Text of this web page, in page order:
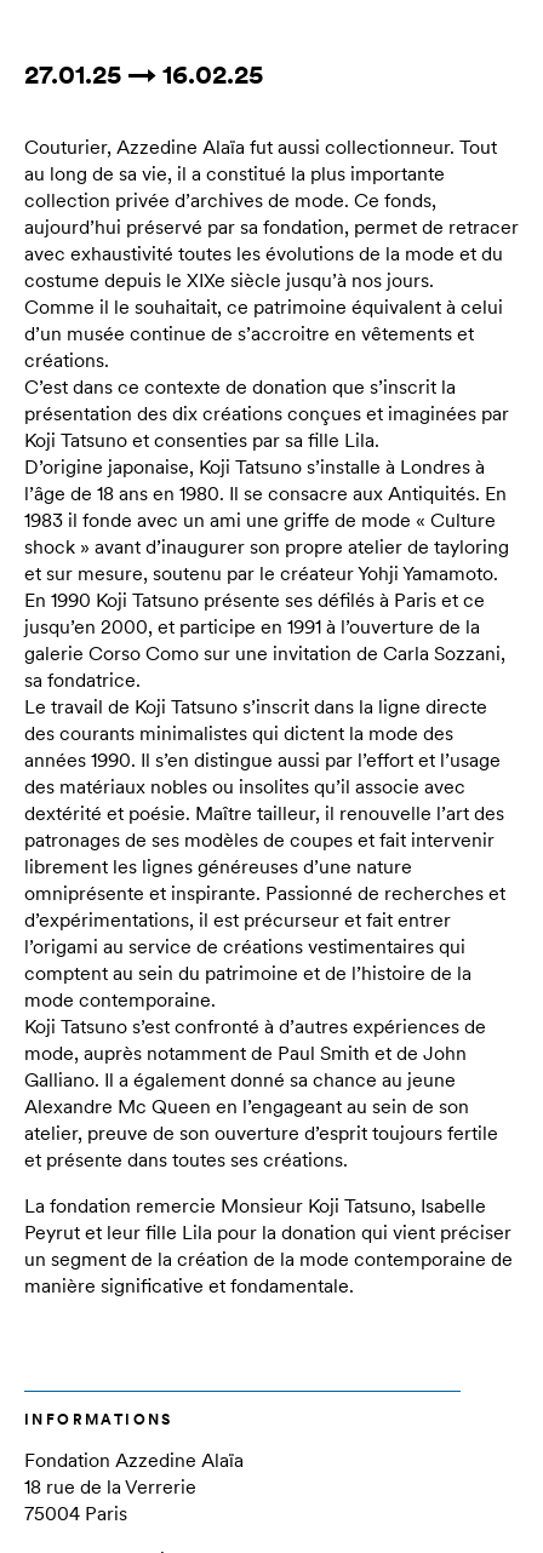
27.01.25 → 16.02.25
Couturier, Azzedine Alaïa fut aussi collectionneur. Tout
au long de sa vie, il a constitué la plus importante
collection privée d’archives de mode. Ce fonds,
aujourd’hui préservé par sa fondation, permet de retracer
avec exhaustivité toutes les évolutions de la mode et du
costume depuis le XIXe siècle jusqu’à nos jours.
Comme il le souhaitait, ce patrimoine équivalent à celui
d’un musée continue de s’accroitre en vêtements et
créations.
C’est dans ce contexte de donation que s’inscrit la
présentation des dix créations conçues et imaginées par
Koji Tatsuno et consenties par sa fille Lila.
D’origine japonaise, Koji Tatsuno s’installe à Londres à
l’âge de 18 ans en 1980. Il se consacre aux Antiquités. En
1983 il fonde avec un ami une griffe de mode « Culture
shock » avant d’inaugurer son propre atelier de tayloring
et sur mesure, soutenu par le créateur Yohji Yamamoto.
En 1990 Koji Tatsuno présente ses défilés à Paris et ce
jusqu’en 2000, et participe en 1991 à l’ouverture de la
galerie Corso Como sur une invitation de Carla Sozzani,
sa fondatrice.
Le travail de Koji Tatsuno s’inscrit dans la ligne directe
des courants minimalistes qui dictent la mode des
années 1990. Il s’en distingue aussi par l’effort et l’usage
des matériaux nobles ou insolites qu’il associe avec
dextérité et poésie. Maître tailleur, il renouvelle l’art des
patronages de ses modèles de coupes et fait intervenir
librement les lignes généreuses d’une nature
omniprésente et inspirante. Passionné de recherches et
d’expérimentations, il est précurseur et fait entrer
l’origami au service de créations vestimentaires qui
comptent au sein du patrimoine et de l’histoire de la
mode contemporaine.
Koji Tatsuno s’est confronté à d’autres expériences de
mode, auprès notamment de Paul Smith et de John
Galliano. Il a également donné sa chance au jeune
Alexandre Mc Queen en l’engageant au sein de son
atelier, preuve de son ouverture d’esprit toujours fertile
et présente dans toutes ses créations.
La fondation remercie Monsieur Koji Tatsuno, Isabelle
Peyrut et leur fille Lila pour la donation qui vient préciser
un segment de la création de la mode contemporaine de
manière significative et fondamentale.
INFORMATIONS
Fondation Azzedine Alaïa
18 rue de la Verrerie
75004 Paris